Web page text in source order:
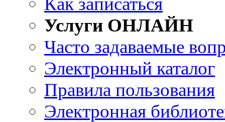
Услуги ОНЛАЙН
Часто задаваемые
Электронный каталог
Правила пользования
Электронная